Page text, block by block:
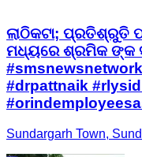
ଲାଠିକଟା; ପ୍ରତିଶ୍ରୁତି
ମଧ୍ୟରେ ଶ୍ରମିକ ଙ୍କ
#drpattnaik
Sundargarh Town,